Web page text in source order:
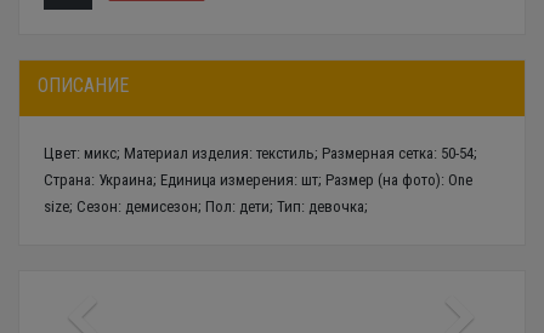
ОПИСАНИЕ
Цвет: микс; Материал изделия: текстиль; Размерная сетка: 50-54;
Страна: Украина; Единица измерения: шт; Размер (на фото): One
size; Сезон: демисезон; Пол: дети; Тип: девочка;